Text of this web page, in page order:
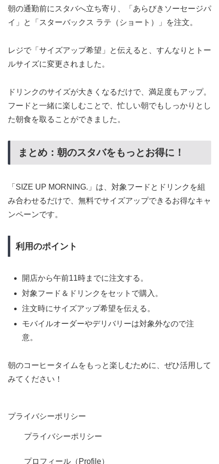
朝の通勤前にスタバへ立ち寄り、「あらびきソーセージパ
イ」と「スターバックス ラテ（ショート）」を注文。
レジで「サイズアップ希望」と伝えると、すんなりとトー
ルサイズに変更されました。
ドリンクのサイズが大きくなるだけで、満足度もアップ。
フードと一緒に楽しむことで、忙しい朝でもしっかりとし
た朝食を取ることができました。
まとめ：朝のスタバをもっとお得に！
「SIZE UP MORNING.」は、対象フードとドリンクを組
み合わせるだけで、無料でサイズアップできるお得なキャ
ンペーンです。
利用のポイント
開店から午前11時までに注文する。
対象フード＆ドリンクをセットで購入。
注文時にサイズアップ希望を伝える。
モバイルオーダーやデリバリーは対象外なので注
意。
朝のコーヒータイムをもっと楽しむために、ぜひ活用して
みてください！
プライバシーポリシー
プライバシーポリシー
プロフィール（Profile）